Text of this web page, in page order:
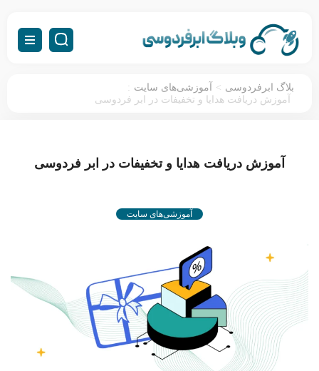
بلاگ ابرفردوسی > آموزشی‌های سایت :
آموزش دریافت هدایا و تخفیفات در ابر فردوسی
آموزش دریافت هدایا و تخفیفات در ابر فردوسی
آموزشی‌های سایت